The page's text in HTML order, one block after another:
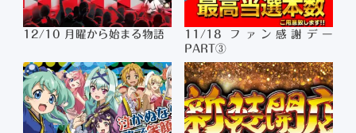
12/10 月曜から始まる物語
11/18 ファン感謝デー
PART③